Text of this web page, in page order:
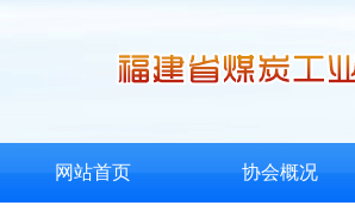
网站首页 协会概况